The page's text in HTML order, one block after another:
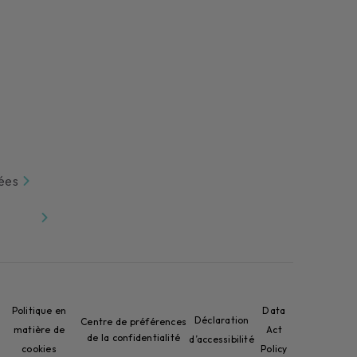
Politique en
matière de
cookies
Centre de préférences
de la confidentialité
Déclaration
d’accessibilité
Data
Act
Policy